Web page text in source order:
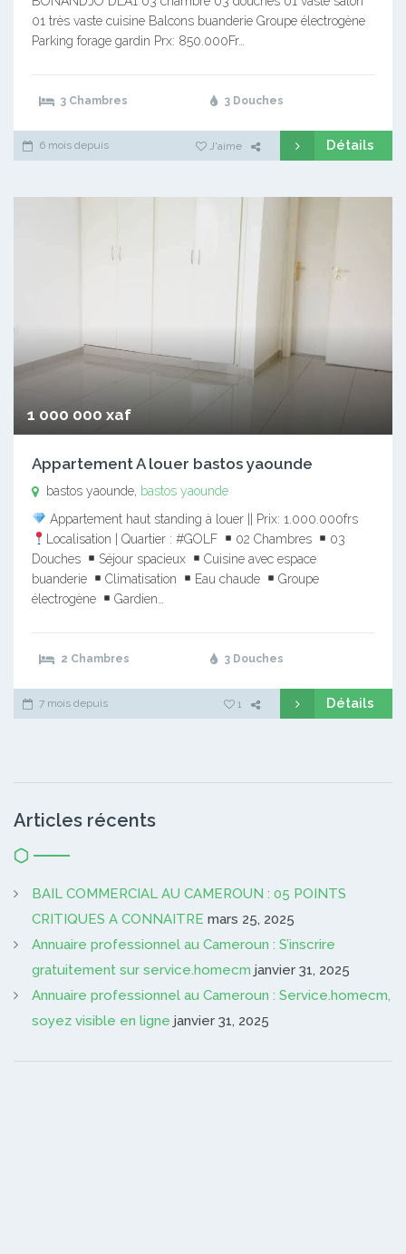
01 très vaste cuisine Balcons buanderie Groupe électrogène
Parking forage gardin Prx: 850.000Fr…
3 Chambres 3 Douches
6 mois depuis J'aime Détails
1 000 000 xaf
Appartement A louer bastos yaounde
bastos yaounde, bastos yaounde
Appartement haut standing à louer || Prix: 1.000.000frs
Localisation | Quartier : #GOLF
02 Chambres
03
Douches
Séjour spacieux
Cuisine avec espace
buanderie
Climatisation Eau chaude
Groupe
électrogène
Gardien…
2 Chambres 3 Douches
7 mois depuis 1 Détails
Articles récents
BAIL COMMERCIAL AU CAMEROUN : 05 POINTS
CRITIQUES A CONNAITRE mars 25, 2025
Annuaire professionnel au Cameroun : S’inscrire
gratuitement sur service.homecm janvier 31, 2025
Annuaire professionnel au Cameroun : Service.homecm,
soyez visible en ligne janvier 31, 2025